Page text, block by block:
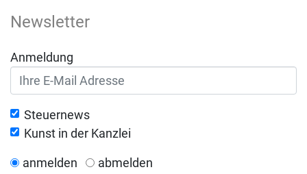
Newsletter
Anmeldung
Steuernews
Kunst in der Kanzlei
anmelden abmelden